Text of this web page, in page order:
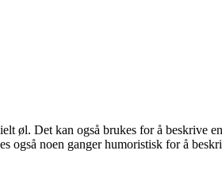
øl. Det kan også brukes for å beskrive
også noen ganger humoristisk for å